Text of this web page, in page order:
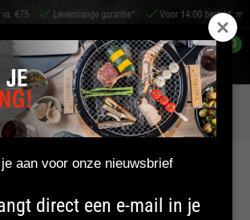
Levenslange garantie* Voor 14:00 besteld:
0
kruiden eldurapi 18 charcoal fire herbs
FIRE HERBS
aan voor onze nieuwsbrief
direct een e-mail in je